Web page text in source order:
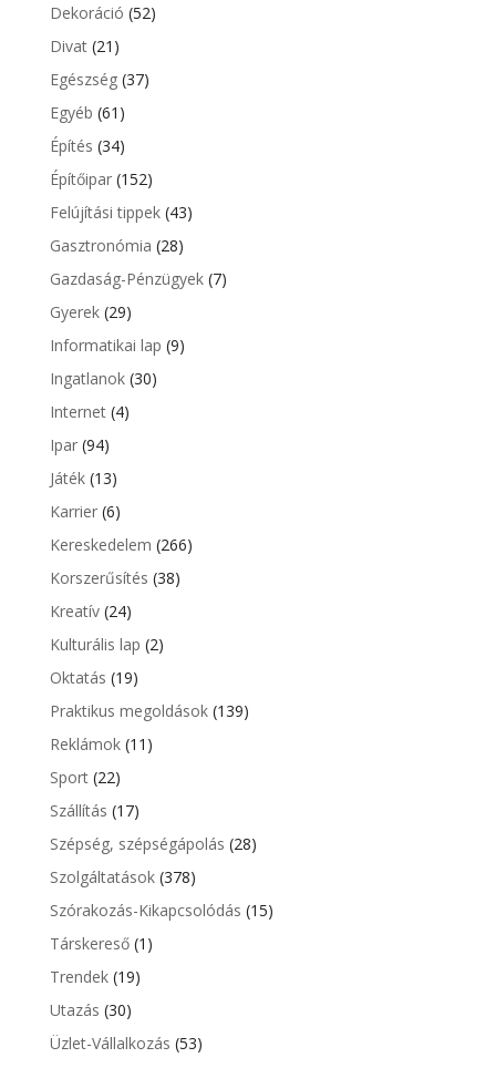
Dekoráció (52)
Divat(21)
Egészség(37)
Egyéb (61)
Építés (34)
Építőipar(152)
Felújítási tippek(43)
Gasztronómia (28)
Gazdaság-Pénzügyek(7)
Gyerek(29)
Informatikai lap (9)
Ingatlanok(30)
Internet(4)
Ipar(94)
Játék(13)
Karrier(6)
Kereskedelem (266)
Korszerűsítés (38)
Kreatív(24)
Kulturális lap (2)
Oktatás (19)
Praktikus megoldások(139)
Reklámok(11)
Sport(22)
Szállítás (17)
Szépség, szépségápolás (28)
Szolgáltatások(378)
Szórakozás-Kikapcsolódás (15)
Társkereső(1)
Trendek(19)
Utazás (30)
Üzlet-Vállalkozás (53)